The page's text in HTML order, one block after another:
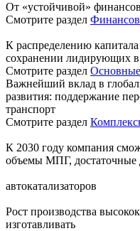
От «устойчивой»
Смотрите раздел
К распределению
сохранении лидирующих в
Смотрите раздел
Важнейший вклад в
развития: поддержание
транспорт
Смотрите раздел
К 2030 году компания
объемы МПГ, достаточные
автокатализаторов
Рост производства
изготавливать